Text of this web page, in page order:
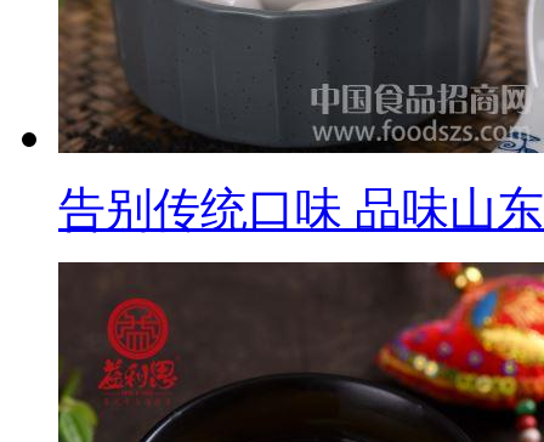
告别传统口味 品味山